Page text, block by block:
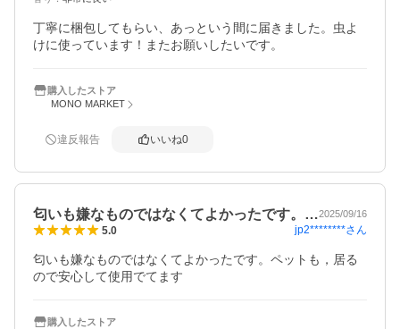
丁寧に梱包してもらい、あっという間に届きました。虫よ
けに使っています！またお願いしたいです。
購入したストア
MONO MARKET
違反報告 いいね0
匂いも嫌なものではなくてよかったです。…2025/09/16
5.0 jp2********さん
匂いも嫌なものではなくてよかったです。ペットも，居る
購入したストア